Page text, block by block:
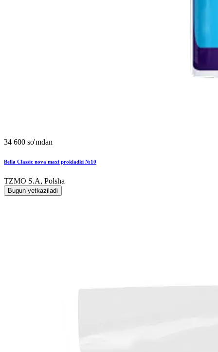
34 600 so'mdan
Bella Classic nova maxi prokladki №10
TZMO S.A, Polsha
Bugun yetkaziladi